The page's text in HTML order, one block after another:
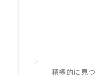
積極的に見